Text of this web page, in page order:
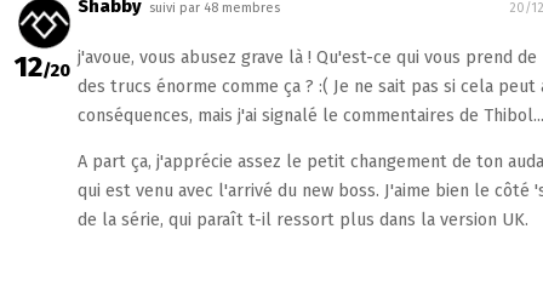
12/20
Shabby suivi par 48 membres 20/
j'avoue, vous abusez grave là ! Qu'est-ce qui vous prend
des trucs énorme comme ça ? :( Je ne sait pas si cela peut
conséquences, mais j'ai signalé le commentaires de Thibol...
A part ça, j'apprécie assez le petit changement de ton
qui est venu avec l'arrivé du new boss. J'aime bien le côté
de la série, qui paraît t-il ressort plus dans la version UK.